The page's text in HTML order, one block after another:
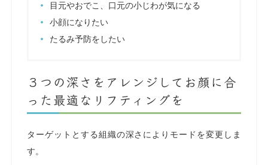
目元やおでこ、口元の小じわが気になる
小顔になりたい
たるみ予防をしたい
３つの深さをアレンジしてお顔に合
った最適なリフティングを
ターゲットとする組織の深さによりモードを変更しま
す。